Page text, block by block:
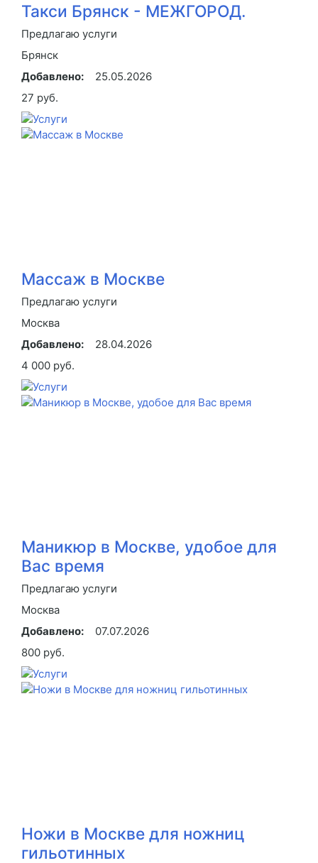
Такси Брянск - МЕЖГОРОД.
Предлагаю услуги
Брянск
Добавлено:
25.05.2026
27 руб.
Массаж в Москве
Предлагаю услуги
Москва
Добавлено:
28.04.2026
4 000 руб.
Маникюр в Москве, удобое для
Вас время
Предлагаю услуги
Москва
Добавлено:
07.07.2026
800 руб.
Ножи в Москве для ножниц
гильотинных